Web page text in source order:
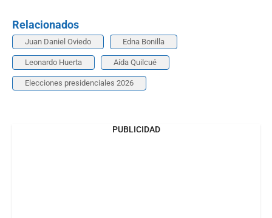
Relacionados
Juan Daniel Oviedo Edna Bonilla
Leonardo Huerta Aída Quilcué
Elecciones presidenciales 2026
PUBLICIDAD